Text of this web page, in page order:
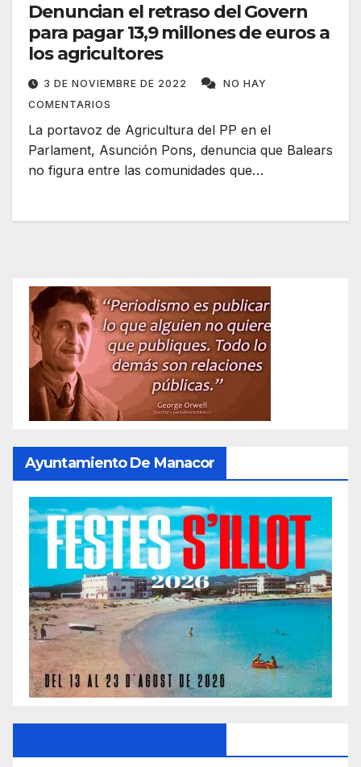
Denuncian el retraso del Govern
para pagar 13,9 millones de euros a
los agricultores
3 DE NOVIEMBRE DE 2022
NO HAY
COMENTARIOS
La portavoz de Agricultura del PP en el
Parlament, Asunción Pons, denuncia que Balears
no figura entre las comunidades que…
Ayuntamiento De Manacor